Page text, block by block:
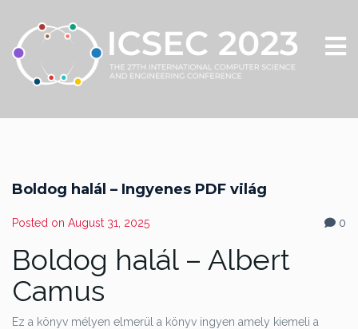
Boldog halál – Ingyenes PDF világ
Posted on August 31, 2025 0
Boldog halál – Albert
Camus
Ez a könyv mélyen elmerül a könyv ingyen amely kiemeli a